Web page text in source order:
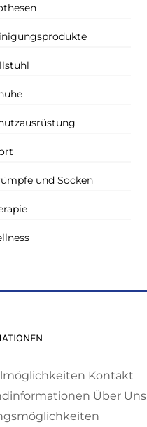
und Socken
Kontakt
Über Uns